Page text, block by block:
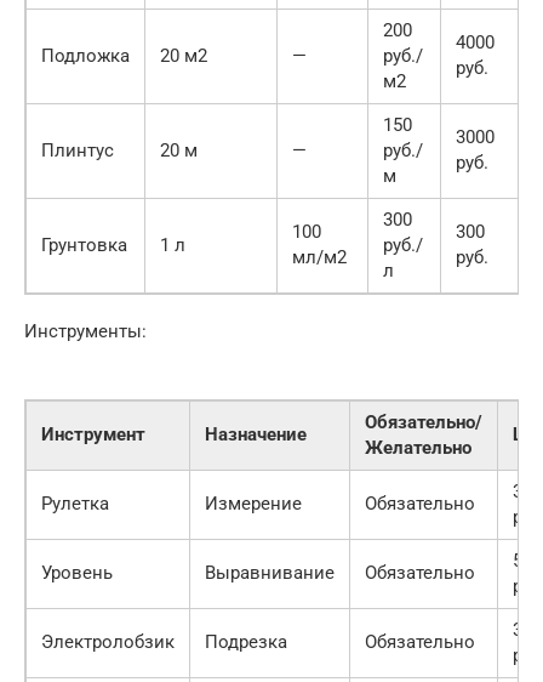
Подложка 20 м2 —
200
руб./
м2
4000
руб.
Плинтус 20 м —
150
руб./
м
3000
руб.
Грунтовка 1 л
100
мл/м2
300
руб./
л
300
руб.
Инструменты:
Инструмент Назначение
Обязательно/
Желательно
Рулетка Измерение Обязательно
300
Уровень Выравнивание Обязательно
500
Электролобзик Подрезка Обязательно